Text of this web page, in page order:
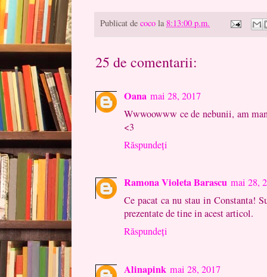
Publicat de coco la8:13:00 p.m.
25 de comentarii:
Oana mai 28, 2017
Wwwoowww ce de nebunii, am
<3
Răspundeți
Ramona Violeta Barascu mai 28,
Ce pacat ca nu stau in Constanta!
prezentate de tine in acest articol.
Răspundeți
Alinapink mai 28, 2017